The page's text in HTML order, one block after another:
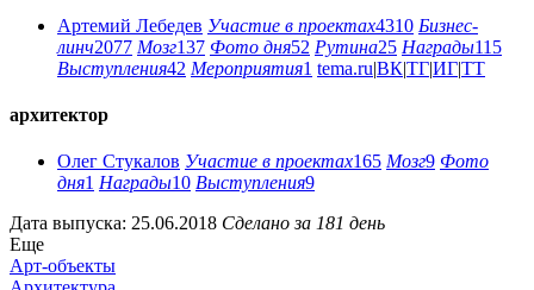
Артемий Лебедев Участие в проектах4310 Бизнес-
линч2077 Мозг137 Фото дня52 Рутина25 Награды115
Выступления42 Мероприятия1 tema.ru|ВК|ТГ|ИГ|ТТ
архитектор
Олег Стукалов Участие в проектах165 Мозг9 Фото
дня1 Награды10 Выступления9
Дата выпуска: 25.06.2018 Сделано за 181 день
Еще
Арт-объекты